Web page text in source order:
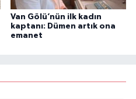
Van Gölü’nün ilk kadın
kaptanı: Dümen artık ona
emanet